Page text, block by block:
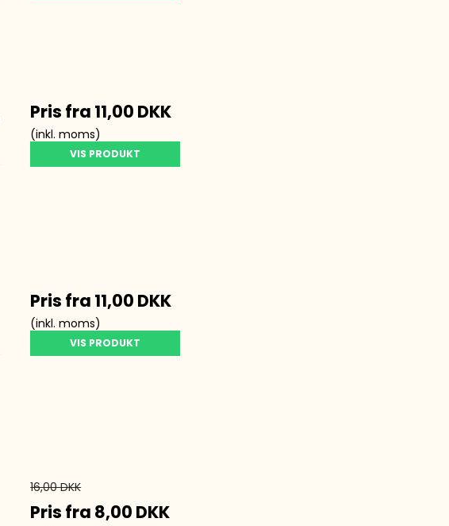
Pris fra 11,00 DKK
(inkl. moms)
VIS PRODUKT
Pris fra 11,00 DKK
(inkl. moms)
VIS PRODUKT
16,00 DKK
Pris fra 8,00 DKK